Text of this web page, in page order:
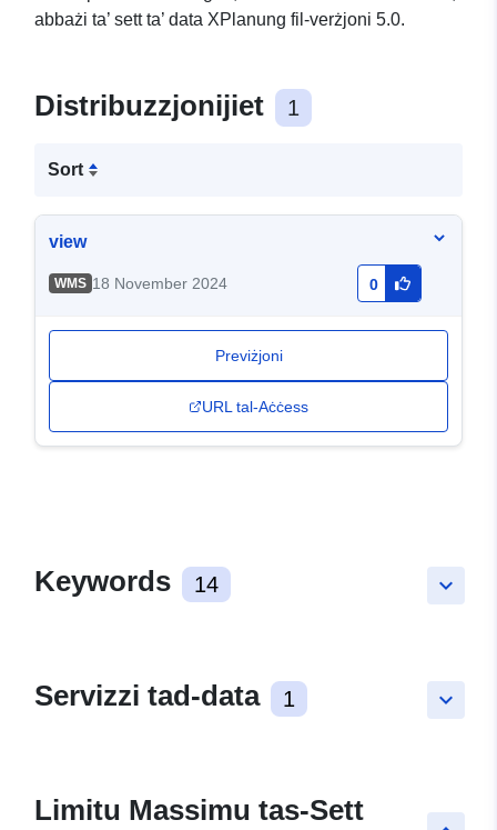
abbażi ta’ sett ta’ data XPlanung fil-verżjoni 5.0.
Distribuzzjonijiet 1
Sort
view
WMS 18 November 2024 0
Previżjoni
URL tal-Aċċess
keyboard_arrow_down
Keywords 14
keyboard_arrow_down
Servizzi tad-data 1
Limitu Massimu tas-Sett